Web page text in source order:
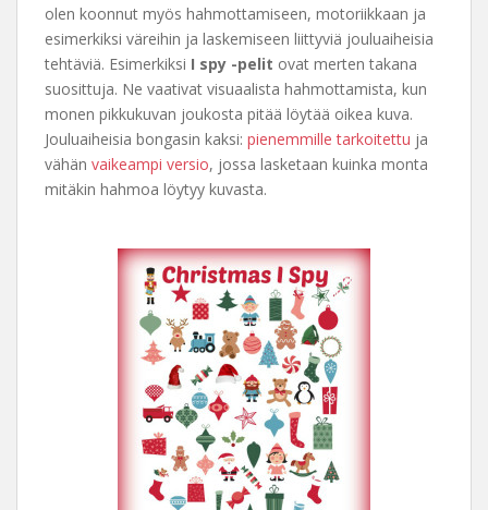
olen koonnut myös hahmottamiseen, motoriikkaan ja
esimerkiksi väreihin ja laskemiseen liittyviä jouluaiheisia
tehtäviä. Esimerkiksi I spy -pelit ovat merten takana
suosittuja. Ne vaativat visuaalista hahmottamista, kun
monen pikkukuvan joukosta pitää löytää oikea kuva.
Jouluaiheisia bongasin kaksi: pienemmille tarkoitettu ja
vähän vaikeampi versio, jossa lasketaan kuinka monta
mitäkin hahmoa löytyy kuvasta.